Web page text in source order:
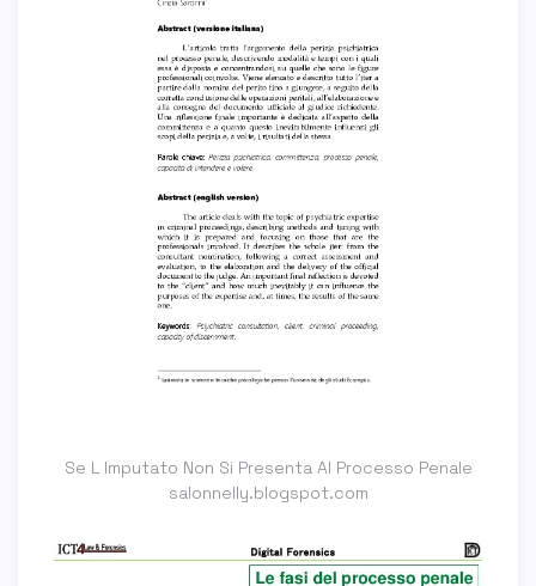
Se L Imputato Non Si Presenta Al Processo Penale
salonnelly.blogspot.com